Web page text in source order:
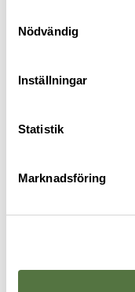
Nödvändig
Inställningar
Statistik
Marknadsföring